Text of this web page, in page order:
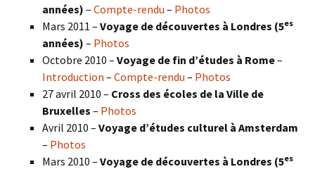
années) – Compte-rendu – Photos
Mars 2011 – Voyage de découvertes à Londres (5es
années) – Photos
Octobre 2010 – Voyage de fin d’études à Rome–
Introduction – Compte-rendu – Photos
27 avril 2010 – Cross des écoles de la Ville de
Bruxelles – Photos
Avril 2010 – Voyage d’études culturel à Amsterdam
– Photos
Mars 2010 – Voyage de découvertes à Londres (5es